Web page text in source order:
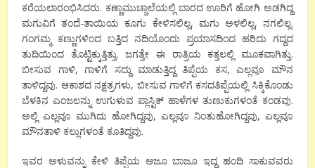
ಕರೆಯಲಾರಂಭಿಸಿದರು. ಕಣ್ಣಾಮುಚ್ಚಾಲೆಯಲ್ಲಿ ಬಾರದ ಊರಿಗೆ ಹೋಗಿ ಅಡಗಿದ್ದ
ಮಗುವಿಗೆ ತಂದೆ-ತಾಯಿಯ ಕೂಗು ಕೇಳಿಸಲಿಲ್ಲ, ಮಗು ಅಳಲಿಲ್ಲ, ನಗಲಿಲ್ಲ.
ಗಂಗಮ್ಮ ಕಣ್ಣುಗಳಿಂದ ಬತ್ತಿದ ನದಿಯೊಂದು ಪ್ರಯಾಸದಿಂದ ಹರಿದು ಗದ್ದದ
ತುದಿಯಿಂದ ತೊಟ್ಟಿಕ್ಕುತ್ತಿತ್ತು. ಜಗತ್ತೇ ಈ ರಾತ್ರಿಯ ಕತ್ತಲಲ್ಲಿ ಮೂಕವಾಗಿತ್ತು.
ಬೀಸುವ ಗಾಳಿ, ಗಾಳಿಗೆ ಸದ್ದು ಮಾಡುತ್ತಿದ್ದ ತಿಪ್ಪೆಯ ಕಸ, ಎಲ್ಲವೂ ಮೌನ
ತಾಳಿದ್ದವು. ಆಕಾಶದ ನಕ್ಷತ್ರಗಳು, ಬೀಸುವ ಗಾಳಿಗೆ ಕಸದತಿಪ್ಪೆಯಲ್ಲಿ ಸಿಕ್ಕಿಕೊಂಡು
ಬೆಳಕಿನ ಎಂಜಲನ್ನು ಉಗುಳುವ ಪ್ಲಾಸ್ಟಿಕ್ ಹಾಳೆಗಳ ತುಣುಕುಗಳಂತೆ ಕಂಡವು.
ಅಲ್ಲಿ ಎಲ್ಲವೂ ಮುಗಿದು ಹೋಗಿದ್ದವು, ಎಲ್ಲವೂ ನಿಂತುಹೋಗಿದ್ದವು, ಎಲ್ಲವೂ
ಮೌನತಾಳಿ ಕಲ್ಲುಗಳಂತೆ ಕೂತಿದ್ದವು.
ಇವರ ಅಳುವನ್ನು ಕೇಳಿ ತಿಪ್ಪೆಯ ಆಜೂ ಬಾಜೂ ಇದ್ದ ಹಂದಿ ಸಾಕುವವರು